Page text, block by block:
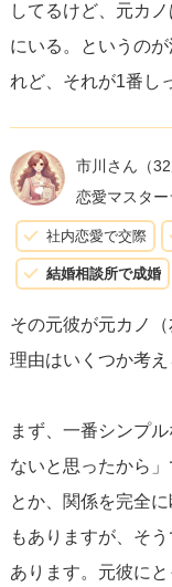
また、元カノが自
え、彼に対して特
ま状況を続けても問
的な影響を受け続
ているかをしっかり
てみるのも一つの
このように、理由
ように感じ、どの
なればと思います
してるけど、元カ
にいる。というの
れど、それが1番し
市川さん （
恋愛マスター
社内恋愛で交際
結婚相談所で成婚
その元彼が元カノ
理由はいくつか考え
まず、一番シンプ
ないと思ったから
とか、関係を完全
もありますが、そ
あります。元彼に